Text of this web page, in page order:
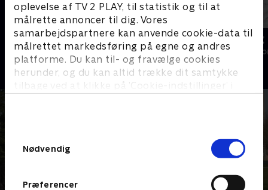
oplevelse af TV 2 PLAY, til statistik og til at
målrette annoncer til dig. Vores
samarbejdspartnere kan anvende cookie-data til
målrettet markedsføring på egne og andres
platforme. Du kan til- og fravælge cookies
herunder, og du kan altid trække dit samtykke
tilbage ved at klikke på ’Cookie-indstillinger’ i
Nødvendig
Præferencer
Franske drømmeslotte
Livsstil • 6 sæsoner
Han, hun
Livsstil • 8